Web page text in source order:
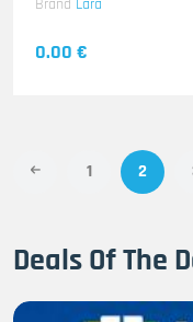
Brand Lara
0.00 €
1 2
Deals Of The